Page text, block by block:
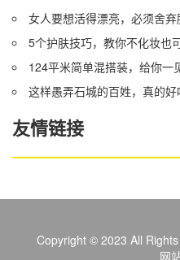
女人要想活得漂亮，必须舍弃
5个护肤技巧，教你不化妆也
124平米简单混搭装，给你一
这样愚弄石城的百姓，真的好
友情链接
Copyright © 2023 All
网